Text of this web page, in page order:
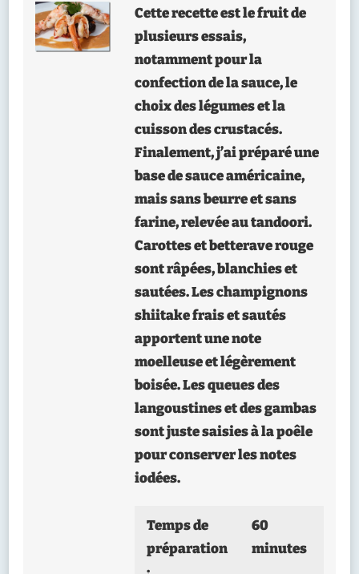
GAMBAS
SAUTÉE
AU
TANDOORI,
JULIENNE
DE
ET
SHIITAKE
Cette recette est le fruit de
plusieurs essais,
notamment pour la
confection de la sauce, le
choix des légumes et la
cuisson des crustacés.
Finalement, j’ai préparé une
base de sauce américaine,
mais sans beurre et sans
farine, relevée au tandoori.
Carottes et betterave rouge
sont râpées, blanchies et
sautées. Les champignons
shiitake frais et sautés
apportent une note
moelleuse et légèrement
boisée. Les queues des
langoustines et des gambas
sont juste saisies à la poêle
pour conserver les notes
iodées.
Temps de
préparation
60
minutes